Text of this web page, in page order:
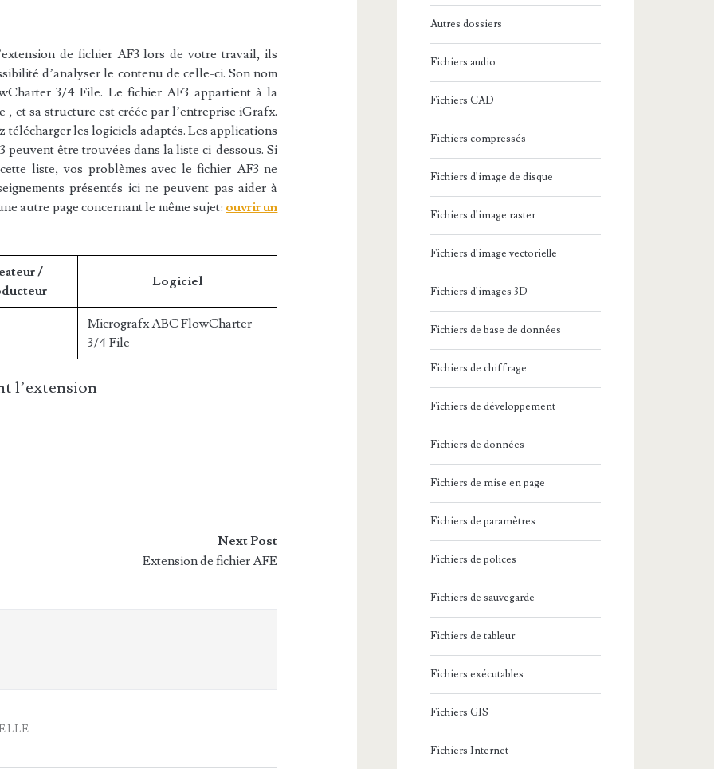
de fichier AF3 lors de votre travail, ils
d’analyser le contenu de celle-ci. Son nom
3/4 File. Le fichier AF3 appartient à la
, et sa structure est créée par l’entreprise iGrafx.
les logiciels adaptés. Les applications
peuvent être trouvées dans la liste ci-dessous. Si
liste, vos problèmes avec le fichier AF3 ne
présentés ici ne peuvent pas aider à
autre page concernant le même sujet: ouvrir un
/
Logiciel
Micrografx ABC FlowCharter
3/4 File
l’extension
Next Post
Extension de fichier AFE
Autres dossiers
Fichiers audio
Fichiers CAD
Fichiers compressés
Fichiers d'image de disque
Fichiers d'image raster
Fichiers d'image vectorielle
Fichiers d'images 3D
Fichiers de base de données
Fichiers de chiffrage
Fichiers de développement
Fichiers de données
Fichiers de mise en page
Fichiers de paramètres
Fichiers de polices
Fichiers de sauvegarde
Fichiers de tableur
Fichiers exécutables
Fichiers GIS
Fichiers Internet